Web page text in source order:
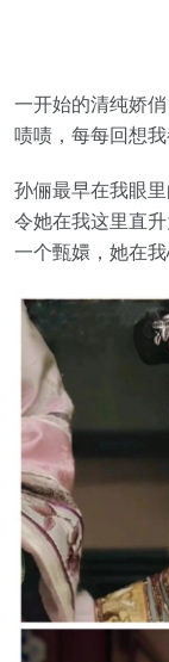
一开始的清纯娇
啧啧，每每回想
孙俪最早在我眼
令她在我这里直
一个甄嬛，她在